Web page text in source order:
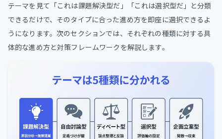
テーマを見て「これは課題解決型だ」「これは選択型だ」と分類
できるだけで、そのタイプに合った進め方を即座に選択できるよ
うになります。次のセクションでは、それぞれの種類に対する具
体的な進め方と対策フレームワークを解説します。